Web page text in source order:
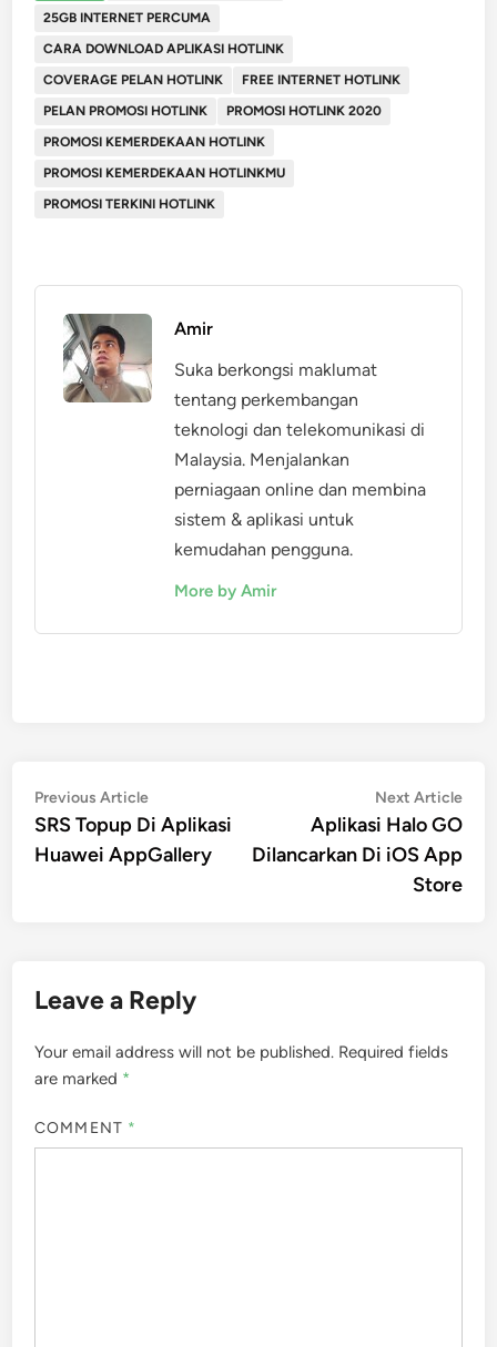
25GB INTERNET PERCUMA
CARA DOWNLOAD APLIKASI HOTLINK
COVERAGE PELAN HOTLINK
FREE INTERNET HOTLINK
PELAN PROMOSI HOTLINK
PROMOSI HOTLINK 2020
PROMOSI KEMERDEKAAN HOTLINK
PROMOSI KEMERDEKAAN HOTLINKMU
PROMOSI TERKINI HOTLINK
Amir
Suka berkongsi maklumat
tentang perkembangan
teknologi dan telekomunikasi di
Malaysia. Menjalankan
perniagaan online dan membina
sistem & aplikasi untuk
kemudahan pengguna.
More by Amir
Post
navigation
Previous ArticlePrevious
article:
SRS Topup Di Aplikasi
Huawei AppGallery
Next Article
Aplikasi Halo GO
Dilancarkan Di iOS App
Store
Leave a Reply
Your email address will not be published. Required fields
are marked *
COMMENT *